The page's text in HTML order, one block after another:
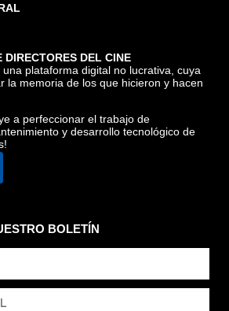
DIRECTORES DEL CINE
una plataforma digital no lucrativa, cuya
la memoria de los que hicieron y hacen
a perfeccionar el trabajo de
y desarrollo tecnológico de
BOLETÍN